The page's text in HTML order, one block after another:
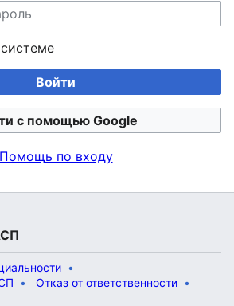
Войти
с помощью Google
Помощь по входу
Отказ от ответственности